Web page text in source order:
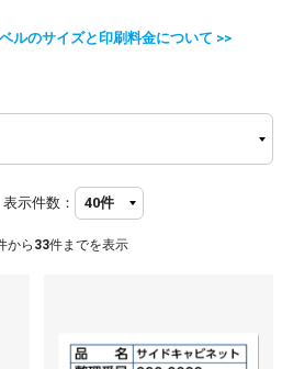
ルのサイズと印刷料金について >>
表示件数：
から 33件までを表示